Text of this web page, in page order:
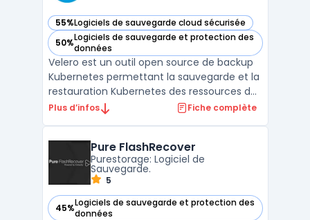
55%Logiciels de sauvegarde cloud sécurisée
— voir Velero dans cette catégorie
50%Logiciels de sauvegarde et protection des
données
— voir Velero dans cette catégorie
Velero est un outil open source de backup
Kubernetes permettant la sauvegarde et la
restauration Kubernetes des ressources de
cluster et des volumes persistants. Il
entre clusters ou environnements, en
s’appuyant sur l’AP ...
Plus d’infos Fiche complète
Pure FlashRecover
Purestorage: Logiciel de
Sauvegarde.
5
45%Logiciels de sauvegarde et protection des
données
— voir Pure FlashRecover dans cette catégorie